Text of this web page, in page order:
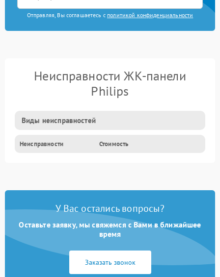
Отправляя, Вы соглашаетесь с политикой конфиденциальности
Неисправности ЖК-панели
Philips
Виды неисправностей
Неисправности Стоимость
У Вас остались вопросы?
Оставьте заявку, мы свяжемся с Вами в ближайшее
время
Заказать звонок